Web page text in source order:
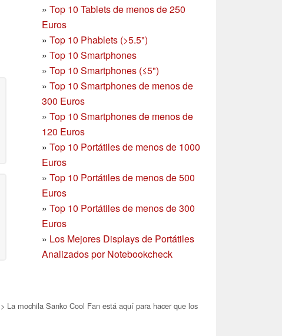
» Top 10 Tablets de menos de 250
Euros
» Top 10 Phablets (>5.5")
» Top 10 Smartphones
» Top 10 Smartphones (≤5")
» Top 10 Smartphones de menos de
300 Euros
» Top 10 Smartphonesde menos de
120 Euros
» Top 10 Portátiles de menos de 1000
Euros
» Top 10 Portátiles de menos de 500
Euros
» Top 10 Portátiles de menos de 300
Euros
» Los Mejores Displays de Portátiles
Analizados por Notebookcheck
> La mochila Sanko Cool Fan está aquí para hacer que los